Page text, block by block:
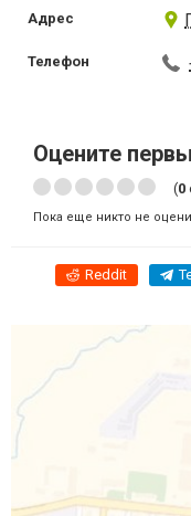
Адрес
Телефон
Оцените
(0
Пока еще никто не
Reddit